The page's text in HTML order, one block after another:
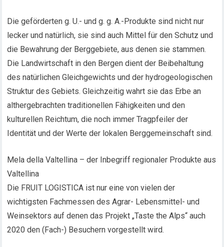
Die geförderten g. U.- und g. g. A.-Produkte sind nicht nur
lecker und natürlich, sie sind auch Mittel für den Schutz und
die Bewahrung der Berggebiete, aus denen sie stammen.
Die Landwirtschaft in den Bergen dient der Beibehaltung
des natürlichen Gleichgewichts und der hydrogeologischen
Struktur des Gebiets. Gleichzeitig wahrt sie das Erbe an
althergebrachten traditionellen Fähigkeiten und den
kulturellen Reichtum, die noch immer Tragpfeiler der
Identität und der Werte der lokalen Berggemeinschaft sind.
Mela della Valtellina – der Inbegriff regionaler Produkte aus
Valtellina
Die FRUIT LOGISTICA ist nur eine von vielen der
wichtigsten Fachmessen des Agrar- Lebensmittel- und
Weinsektors auf denen das Projekt „Taste the Alps“ auch
2020 den (Fach-) Besuchern vorgestellt wird.